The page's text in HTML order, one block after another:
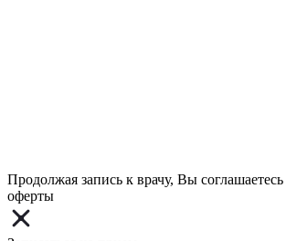
Продолжая запись к врачу, Вы
оферты